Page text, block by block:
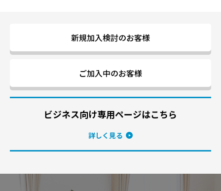
新規加入検討のお客様
ご加入中のお客様
ビジネス向け専用ページはこちら
詳しく見る